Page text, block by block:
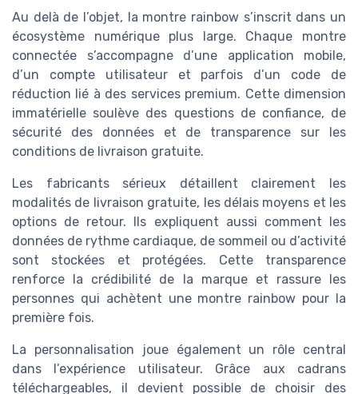
Au delà de l’objet, la montre rainbow s’inscrit dans un
écosystème numérique plus large. Chaque montre
connectée s’accompagne d’une application mobile,
d’un compte utilisateur et parfois d’un code de
réduction lié à des services premium. Cette dimension
immatérielle soulève des questions de confiance, de
sécurité des données et de transparence sur les
conditions de livraison gratuite.
Les fabricants sérieux détaillent clairement les
modalités de livraison gratuite, les délais moyens et les
options de retour. Ils expliquent aussi comment les
données de rythme cardiaque, de sommeil ou d’activité
sont stockées et protégées. Cette transparence
renforce la crédibilité de la marque et rassure les
personnes qui achètent une montre rainbow pour la
première fois.
La personnalisation joue également un rôle central
dans l’expérience utilisateur. Grâce aux cadrans
téléchargeables, il devient possible de choisir des